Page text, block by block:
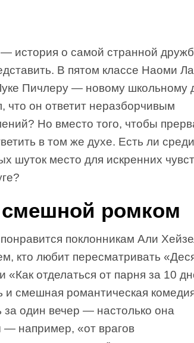
история о самой странной
В пятом классе Наоми
Пичлеру — новому школьному
что он ответит неразборчивым
Но вместо того, чтобы
в том же духе. Есть ли среди
шуток место для искренних
смешной ромком
поклонникам Али
кто любит пересматривать
«Как отделаться от парня за 10
и смешная романтическая
за один вечер — настолько она
например, «от врагов